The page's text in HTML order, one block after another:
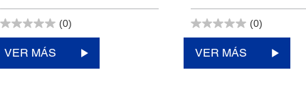
(0)
VER MÁS
(0)
VER MÁS